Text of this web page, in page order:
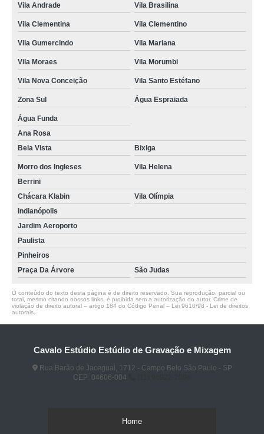
Vila Andrade Vila Brasilina
Vila Clementina Vila Clementino
Vila Gumercindo Vila Mariana
Vila Moraes Vila Morumbi
Vila Nova Conceição Vila Santo Estéfano
Zona Sul Água Espraiada
Água Funda
Ana Rosa
Bela Vista
Bixiga
Morro dos Ingleses
Vila Helena
Berrini
Chácara Klabin
Vila Olímpia
Indianópolis
Jardim Aeroporto
Paulista
Pinheiros
Praça Da Árvore
São Judas
O conteúdo do texto desta página é de direito reservado. Sua reprodução, parcial ou
total, mesmo citando nossos links, é proibida sem a autorização do autor. Crime de
violação de direito autoral – artigo 184 do Código Penal – Lei 9610/98 - Lei de direitos
autorais
Cavalo Estúdio Estúdio de Gravação e Mixagem
Rua Barão de Jaceguai, 1712 - Campo Belo São Paulo - SP
CEP: 04606-004
Home